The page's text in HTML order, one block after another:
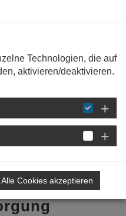
DETAIL
Technologien, die auf
aktivieren/deaktivieren.
Alle Cookies akzeptieren